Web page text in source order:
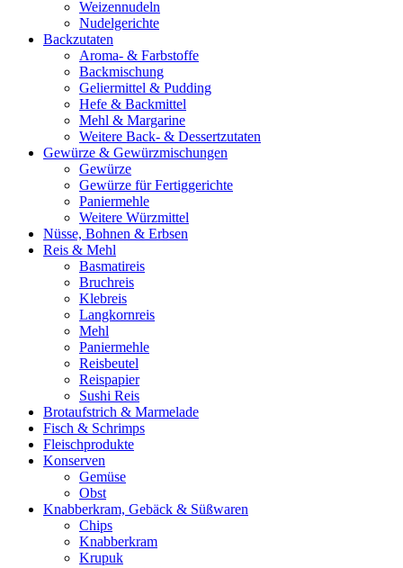
Weizennudeln
Nudelgerichte
Backzutaten
Aroma- & Farbstoffe
Backmischung
Geliermittel & Pudding
Hefe & Backmittel
Mehl & Margarine
Weitere Back- & Dessertzutaten
Gewürze & Gewürzmischungen
Gewürze
Gewürze für Fertiggerichte
Paniermehle
Weitere Würzmittel
Nüsse, Bohnen & Erbsen
Reis & Mehl
Basmatireis
Bruchreis
Klebreis
Langkornreis
Mehl
Paniermehle
Reisbeutel
Reispapier
Sushi Reis
Brotaufstrich & Marmelade
Fisch & Schrimps
Fleischprodukte
Konserven
Gemüse
Obst
Knabberkram, Gebäck & Süßwaren
Chips
Knabberkram
Krupuk